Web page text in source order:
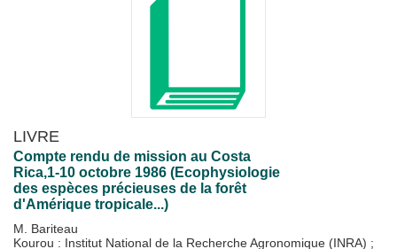
LIVRE
Compte rendu de mission au Costa
Rica,1-10 octobre 1986 (Ecophysiologie
des espèces précieuses de la forêt
d'Amérique tropicale...)
M. Bariteau
Kourou : Institut National de la Recherche Agronomique (INRA) ;